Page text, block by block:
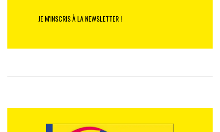
JE M'INSCRIS À LA NEWSLETTER !